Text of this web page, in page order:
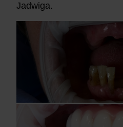
Jadwiga.